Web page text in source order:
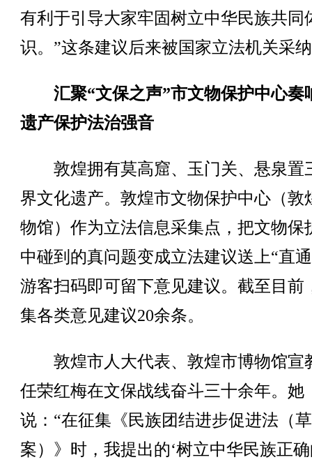
有利于引导大家牢固树立中华民族共同
识。”这条建议后来被国家立法机关采
汇聚“文保之声”市文物保护中心奏
遗产保护法治强音
敦煌拥有莫高窟、玉门关、悬泉置
界文化遗产。敦煌市文物保护中心（敦
物馆）作为立法信息采集点，把文物保
中碰到的真问题变成立法建议送上“直
游客扫码即可留下意见建议。截至目前
集各类意见建议20余条。
敦煌市人大代表、敦煌市博物馆宣
任荣红梅在文保战线奋斗三十余年。她
说：“在征集《民族团结进步促进法（草
案）》时，我提出的‘树立中华民族正